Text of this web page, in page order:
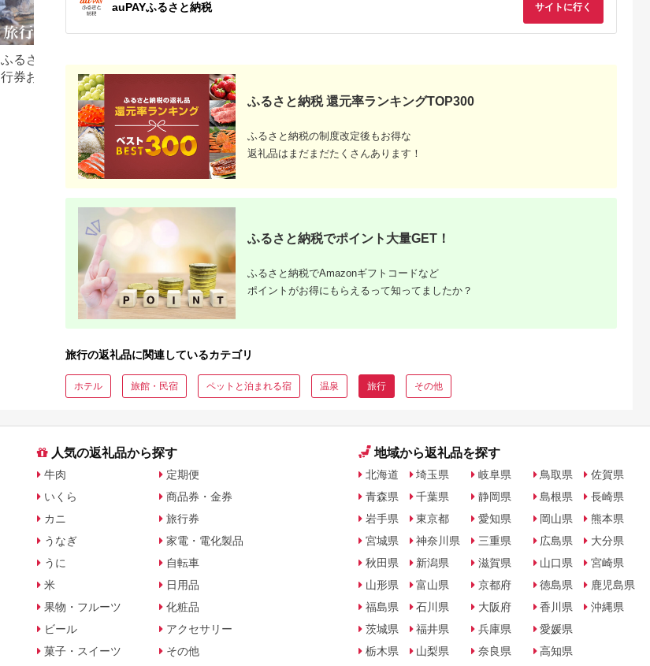
ふるさと納税でもらえる旅
行券おすすめランキング
【2026年最新版】還元率・
旅行会社別で徹底比較
税 金券の返礼品ランキング
｜旅行券・食事券・商品券
を比較
auPAYふるさと納税 サイトに行く
ふるさと納税 還元率ランキングTOP300
ふるさと納税の制度改定後もお得な
返礼品はまだまだたくさんあります！
ふるさと納税でポイント大量GET！
ふるさと納税でAmazonギフトコードなど
ポイントがお得にもらえるって知ってましたか？
旅行の返礼品に関連しているカテゴリ
ホテル 旅館・民宿 ペットと泊まれる宿 温泉 旅行 その他
人気の返礼品から探す
牛肉
いくら
カニ
うなぎ
うに
米
果物・フルーツ
ビール
菓子・スイーツ
定期便
商品券・金券
旅行券
家電・電化製品
自転車
日用品
化粧品
アクセサリー
その他
地域から返礼品を探す
北海道
青森県
岩手県
宮城県
秋田県
山形県
福島県
茨城県
栃木県
埼玉県
千葉県
東京都
神奈川県
新潟県
富山県
石川県
福井県
山梨県
岐阜県
静岡県
愛知県
三重県
滋賀県
京都府
大阪府
兵庫県
奈良県
鳥取県
島根県
岡山県
広島県
山口県
徳島県
香川県
愛媛県
高知県
佐賀県
長崎県
熊本県
大分県
宮崎県
鹿児島県
沖縄県